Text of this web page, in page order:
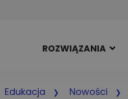
ROZWIĄZANIA
Edukacja Nowości